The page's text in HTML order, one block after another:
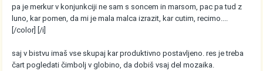
pa je merkur v konjunkciji ne sam s soncem in marsom, pac pa tud z
luno, kar pomen, da mi je mala malca izrazit, kar cutim, recimo....
[/color] [/i]
saj v bistvu imaš vse skupaj kar produktivno postavljeno. res je treba
čart pogledati čimbolj v globino, da dobiš vsaj del mozaika.